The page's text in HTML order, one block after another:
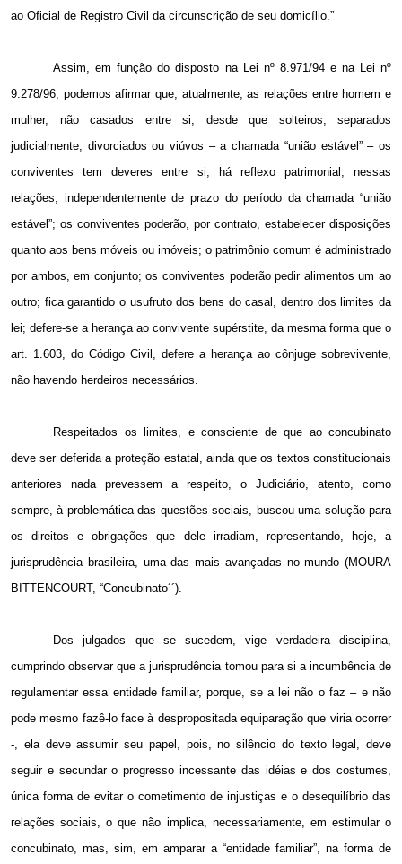
ao Oficial de Registro Civil da circunscrição de seu domicílio.”
Assim, em função do disposto na Lei nº 8.971/94 e na Lei nº
9.278/96, podemos afirmar que, atualmente, as relações entre homem e
mulher, não casados entre si, desde que solteiros, separados
judicialmente, divorciados ou viúvos – a chamada “união estável” – os
conviventes tem deveres entre si; há reflexo patrimonial, nessas
relações, independentemente de prazo do período da chamada “união
estável”; os conviventes poderão, por contrato, estabelecer disposições
quanto aos bens móveis ou imóveis; o patrimônio comum é administrado
por ambos, em conjunto; os conviventes poderão pedir alimentos um ao
outro; fica garantido o usufruto dos bens do casal, dentro dos limites da
lei; defere-se a herança ao convivente supérstite, da mesma forma que o
art. 1.603, do Código Civil, defere a herança ao cônjuge sobrevivente,
não havendo herdeiros necessários.
Respeitados os limites, e consciente de que ao concubinato
deve ser deferida a proteção estatal, ainda que os textos constitucionais
anteriores nada prevessem a respeito, o Judiciário, atento, como
sempre, à problemática das questões sociais, buscou uma solução para
os direitos e obrigações que dele irradiam, representando, hoje, a
jurisprudência brasileira, uma das mais avançadas no mundo (MOURA
BITTENCOURT, “Concubinato´´).
Dos julgados que se sucedem, vige verdadeira disciplina,
cumprindo observar que a jurisprudência tomou para si a incumbência de
regulamentar essa entidade familiar, porque, se a lei não o faz – e não
pode mesmo fazê-lo face à despropositada equiparação que viria ocorrer
-, ela deve assumir seu papel, pois, no silêncio do texto legal, deve
seguir e secundar o progresso incessante das idéias e dos costumes,
única forma de evitar o cometimento de injustiças e o desequilíbrio das
relações sociais, o que não implica, necessariamente, em estimular o
concubinato, mas, sim, em amparar a “entidade familiar”, na forma de